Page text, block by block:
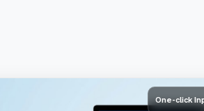
One-click